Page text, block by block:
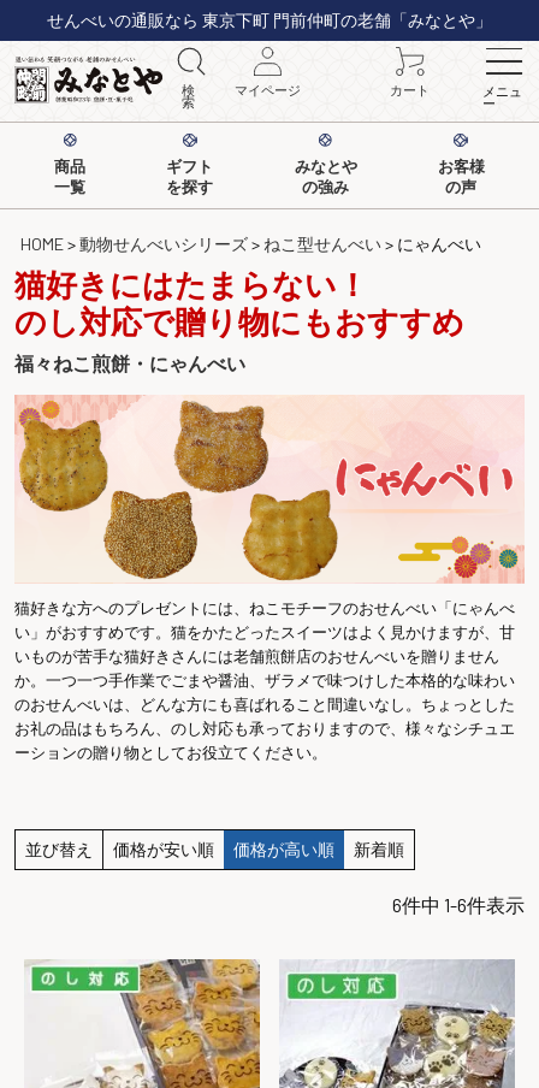
せんべいの通販なら 東京下町 門前仲町の老舗「みなとや」
検
索
マイページ カート メニュ
ー
商品
一覧
ギフト
を探す
みなとや
の強み
お客様
の声
HOME 動物せんべいシリーズ ねこ型せんべい にゃんべい
猫好きにはたまらない！
のし対応で贈り物にもおすすめ
福々ねこ煎餅・にゃんべい
猫好きな方へのプレゼントには、ねこモチーフのおせんべい「にゃんべ
い」がおすすめです。猫をかたどったスイーツはよく見かけますが、甘
いものが苦手な猫好きさんには老舗煎餅店のおせんべいを贈りません
か。一つ一つ手作業でごまや醤油、ザラメで味つけした本格的な味わい
のおせんべいは、どんな方にも喜ばれること間違いなし。ちょっとした
お礼の品はもちろん、のし対応も承っておりますので、様々なシチュエ
ーションの贈り物としてお役立てください。
並び替え 価格が安い順 価格が高い順 新着順
6件中 1-6件表示